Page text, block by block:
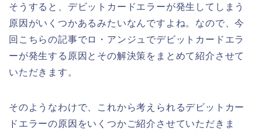
そうすると、デビットカードエラーが発生してしまう
原因がいくつかあるみたいなんですよね。なので、今
回こちらの記事でロ・アンジュでデビットカードエラ
ーが発生する原因とその解決策をまとめて紹介させて
いただきます。
そのようなわけで、これから考えられるデビットカー
ドエラーの原因をいくつかご紹介させていただきま